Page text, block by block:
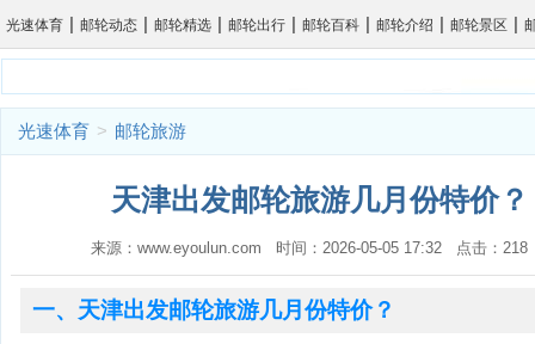
光速体育 | 邮轮动态 | 邮轮精选 | 邮轮出行 | 邮轮百科 | 邮轮介绍 | 邮轮景区 |
光速体育 > 邮轮旅游
天津出发邮轮旅游几月份特价
来源：www.eyoulun.com 时间：2026-05-05 17:32 点击：
一、天津出发邮轮旅游几月份特价？